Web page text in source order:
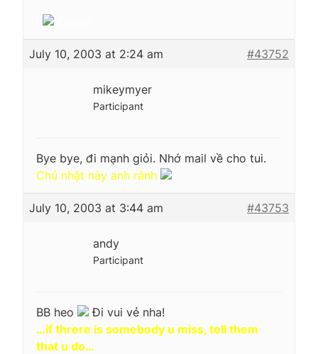
July 10, 2003 at 2:24 am #43752
mikeymyer
Participant
Bye bye, đi mạnh giỏi. Nhớ mail về cho tui.
Chủ nhật này anh rảnh
July 10, 2003 at 3:44 am #43753
andy
Participant
BB heo
Đi vui vẻ nha!
…if threre is somebody u miss, tell them
that u do…